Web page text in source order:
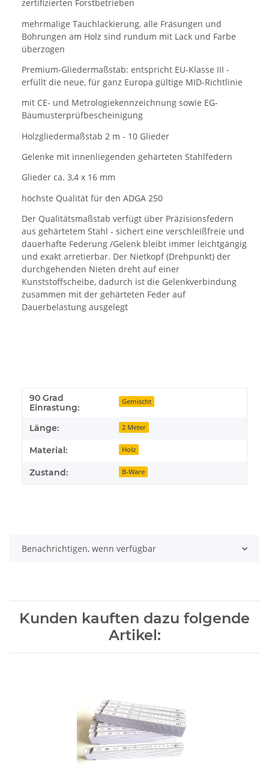
zertifizierten Forstbetrieben
mehrmalige Tauchlackierung, alle Fräsungen und
Bohrungen am Holz sind rundum mit Lack und Farbe
überzogen
Premium-Gliedermaßstab: entspricht EU-Klasse III -
erfüllt die neue, für ganz Europa gültige MID-Richtlinie
mit CE- und Metrologiekennzeichnung sowie EG-
Baumusterprüfbescheinigung
Holzgliedermaßstab 2 m - 10 Glieder
Gelenke mit innenliegenden gehärteten Stahlfedern
Glieder ca. 3,4 x 16 mm
höchste Qualität für den ADGA 250
Der Qualitätsmaßstab verfügt über Präzisionsfedern
aus gehärtetem Stahl - sichert eine verschleißfreie und
dauerhafte Federung /Gelenk bleibt immer leichtgängig
und exakt arretierbar. Der Nietkopf (Drehpunkt) der
durchgehenden Nieten dreht auf einer
Kunststoffscheibe, dadurch ist die Gelenkverbindung
zusammen mit der gehärteten Feder auf
Dauerbelastung ausgelegt
90 Grad
Einrastung:
Gemischt
Länge: 2 Meter
Material: Holz
Zustand: B-Ware
Benachrichtigen, wenn verfügbar
Kunden kauften dazu folgende
Artikel: